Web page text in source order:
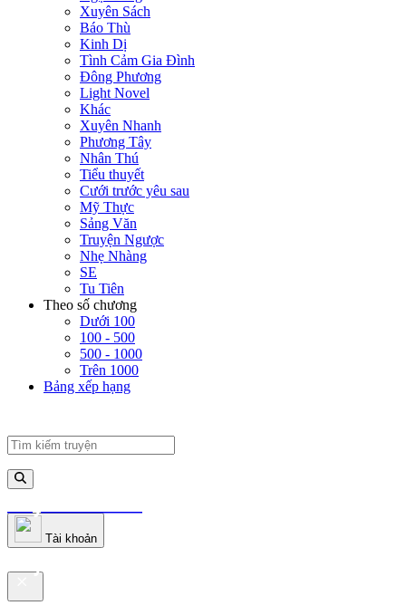
Xuyên Sách
Báo Thù
Kinh Dị
Tình Cảm Gia Đình
Đông Phương
Light Novel
Khác
Xuyên Nhanh
Phương Tây
Nhân Thú
Tiểu thuyết
Cưới trước yêu sau
Mỹ Thực
Sảng Văn
Truyện Ngược
Nhẹ Nhàng
SE
Tu Tiên
Theo số chương
Dưới 100
100 - 500
500 - 1000
Trên 1000
Bảng xếp hạng
truyenfullz.com
Tài khoản
truyenfullz.com